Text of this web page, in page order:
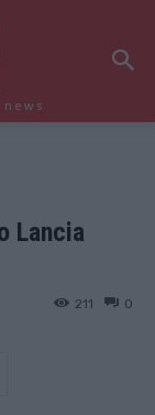
news
Lancia
0
211